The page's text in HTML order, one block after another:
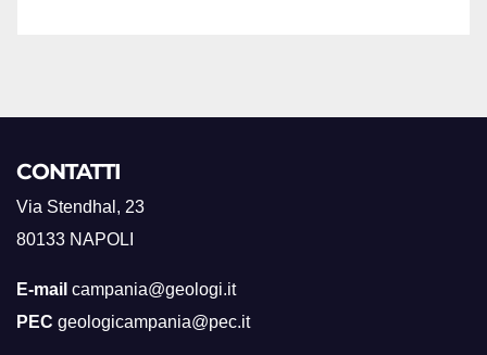
CONTATTI
Via Stendhal, 23
80133 NAPOLI
E-mail campania@geologi.it
PEC geologicampania@pec.it